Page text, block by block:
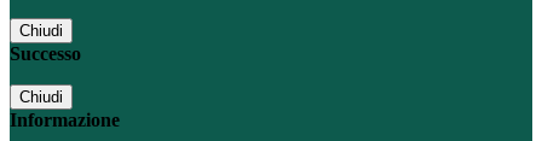
Chiudi
Successo
Chiudi
Informazione